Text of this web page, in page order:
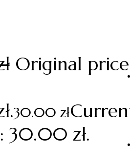
Original price
30.00 zł
30.00 zł.